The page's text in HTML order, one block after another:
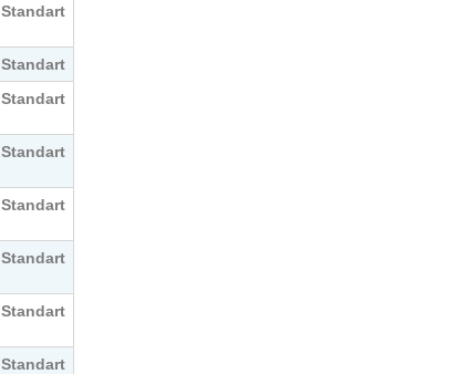
Standart
Standart
Standart
Standart
Standart
Standart
Standart
Standart